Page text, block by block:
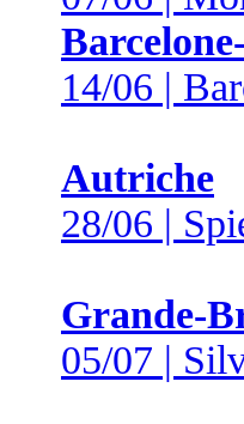
14/06 |
Autriche
28/06 |
Grande-
05/07 |